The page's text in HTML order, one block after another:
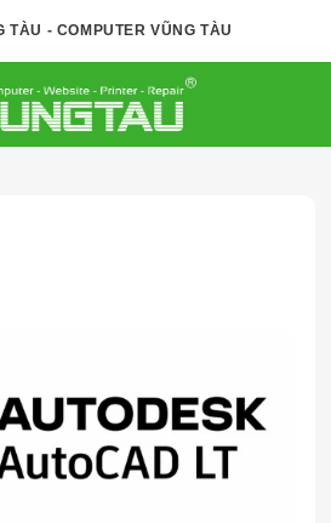
TÀU - COMPUTER VŨNG TÀU